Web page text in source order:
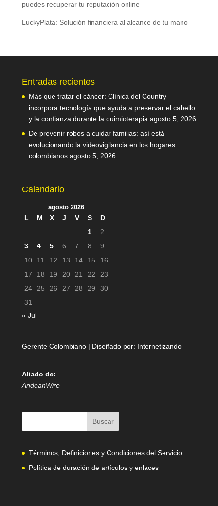
puedes recuperar tu reputación online
LuckyPlata: Solución financiera al alcance de tu mano
Entradas recientes
Más que tratar el cáncer: Clínica del Country
incorpora tecnología que ayuda a preservar el cabello
y la confianza durante la quimioterapia agosto 5, 2026
De prevenir robos a cuidar familias: así está
evolucionando la videovigilancia en los hogares
colombianos agosto 5, 2026
Calendario
agosto 2026
L M X J V S
D
1
2
3
4 5 6 7 8
9
10
11 12 13 14 15
16
17
18 19 20 21 22
23
24
25 26 27 28 29
30
31
« Jul
Gerente Colombiano | Diseñado por: Internetizando
Aliado de:
AndeanWire
Términos, Definiciones y Condiciones del Servicio
Política de duración de artículos y enlaces